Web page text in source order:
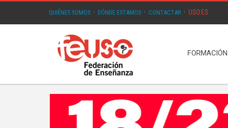
QUIÉNES SOMOS · DÓNDE ESTAMOS · CONTACTAR · USO.ES
FORMACIÓN